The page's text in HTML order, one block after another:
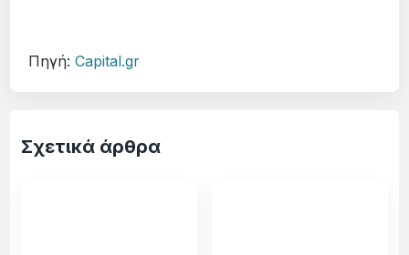
Πηγή:Capital.gr
Σχετικά άρθρα